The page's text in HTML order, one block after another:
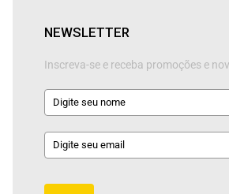
NEWSLETTER
Inscreva-se e receba promoções e